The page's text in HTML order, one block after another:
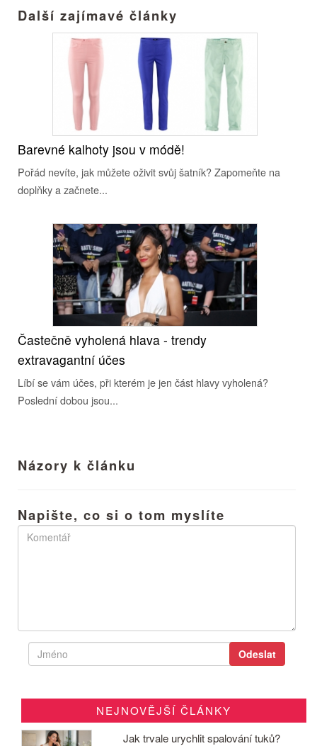
Další zajímavé články
Barevné kalhoty jsou v módě!
Pořád nevíte, jak můžete oživit svůj šatník? Zapomeňte na
doplňky a začnete...
Častečně vyholená hlava - trendy
extravagantní účes
Líbí se vám účes, při kterém je jen část hlavy vyholená?
Poslední dobou jsou...
Názory k článku
Napište, co si o tom myslíte
NEJNOVĚJŠÍ ČLÁNKY
Jak trvale urychlit spalování tuků?